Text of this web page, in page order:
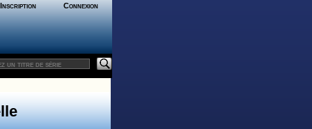
Inscription Connexion